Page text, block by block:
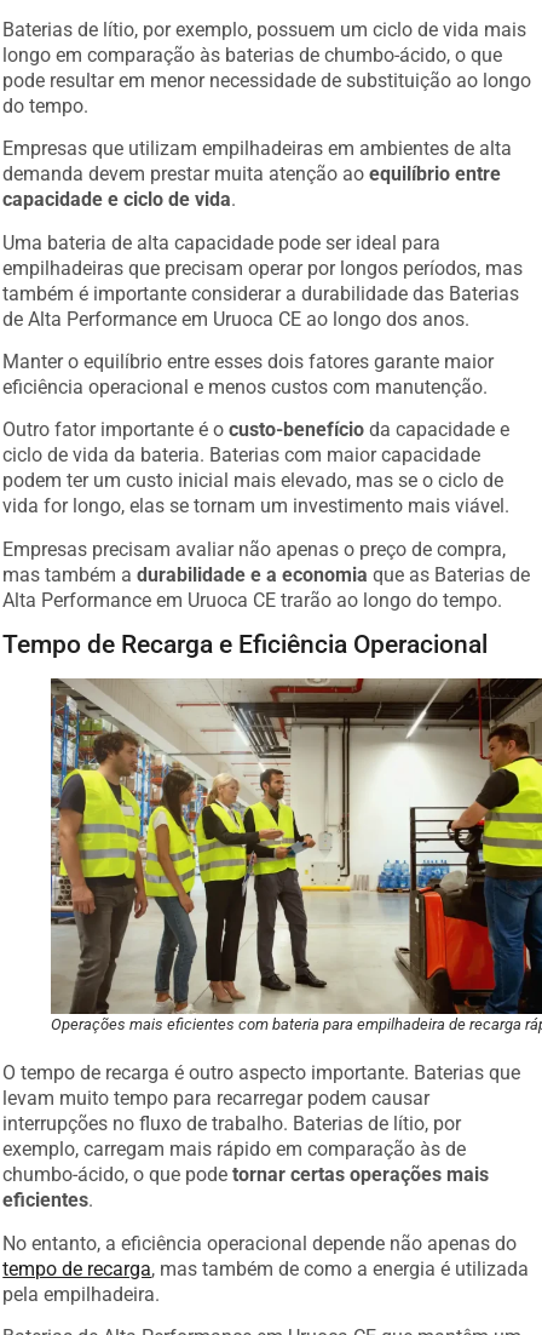
Baterias de lítio, por exemplo, possuem um ciclo de vida mais
longo em comparação às baterias de chumbo-ácido, o que
pode resultar em menor necessidade de substituição ao longo
do tempo.
Empresas que utilizam empilhadeiras em ambientes de alta
demanda devem prestar muita atenção aoequilíbrio entre
capacidade e ciclo de vida.
Uma bateria de alta capacidade pode ser ideal para
empilhadeiras que precisam operar por longos períodos, mas
também é importante considerar a durabilidade das Baterias
de Alta Performance em Uruoca CE ao longo dos anos.
Manter o equilíbrio entre esses dois fatores garante maior
eficiência operacional e menos custos com manutenção.
Outro fator importante é ocusto-benefício da capacidade e
ciclo de vida da bateria. Baterias com maior capacidade
podem ter um custo inicial mais elevado, mas se o ciclo de
vida for longo, elas se tornam um investimento mais viável.
Empresas precisam avaliar não apenas o preço de compra,
mas também adurabilidade e a economia que as Baterias de
Alta Performance em Uruoca CE trarão ao longo do tempo.
Tempo de Recarga e Eficiência Operacional
Operações mais eficientes com bateria para empilhadeira de recarga
O tempo de recarga é outro aspecto importante. Baterias que
levam muito tempo para recarregar podem causar
interrupções no fluxo de trabalho. Baterias de lítio, por
exemplo, carregam mais rápido em comparação às de
chumbo-ácido, o que podetornar certas operações mais
eficientes.
No entanto, a eficiência operacional depende não apenas do
tempo de recarga, mas também de como a energia é utilizada
pela empilhadeira.